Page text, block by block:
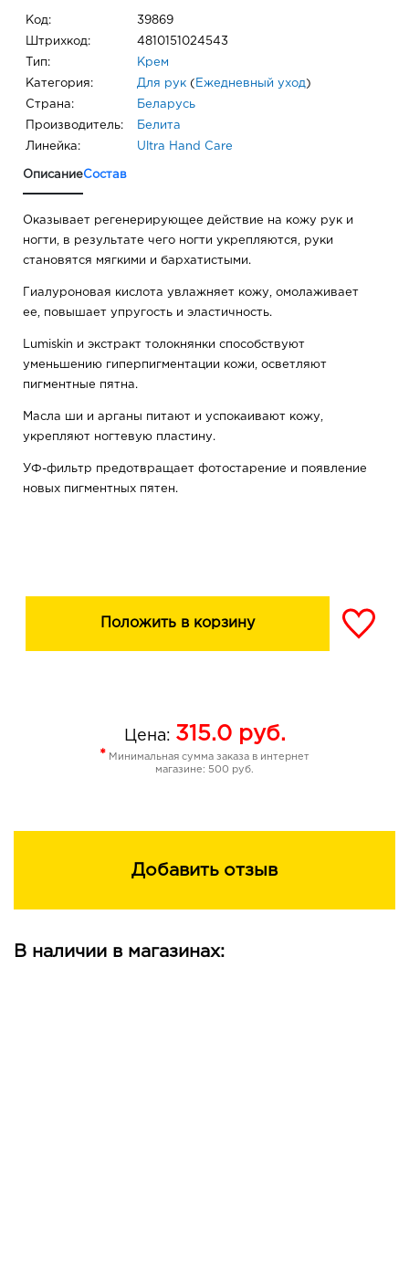
Код: 39869
Штрихкод: 4810151024543
Тип: Крем
Категория: Для рук ( Ежедневный уход)
Страна: Беларусь
Производитель: Белита
Линейка: Ultra Hand Care
ОписаниеСостав
Оказывает регенерирующее действие на кожу рук и
ногти, в результате чего ногти укрепляются, руки
становятся мягкими и бархатистыми.
Гиалуроновая кислота увлажняет кожу, омолаживает
ее, повышает упругость и эластичность.
Lumiskin и экстракт толокнянки способствуют
уменьшению гиперпигментации кожи, осветляют
пигментные пятна.
Масла ши и арганы питают и успокаивают кожу,
укрепляют ногтевую пластину.
УФ-фильтр предотвращает фотостарение и появление
новых пигментных пятен.
Положить в корзину
Цена: 315.0руб.
* Минимальная сумма заказа в интернет
магазине: 500 руб.
Добавить отзыв
В наличии в магазинах: